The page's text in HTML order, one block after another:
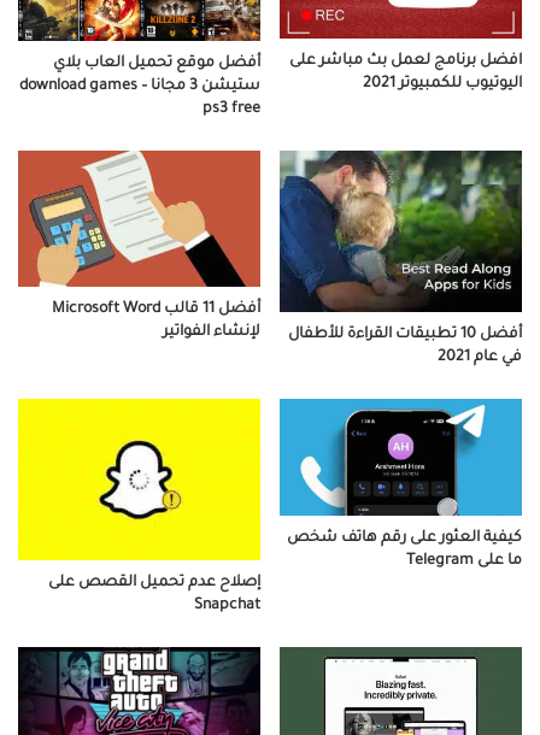
افضل برنامج لعمل بث مباشر على
اليوتيوب للكمبيوتر 2021
أفضل موقع تحميل العاب بلاي
ستيشن 3 مجانا – download games
ps3 free
أفضل 10 تطبيقات القراءة للأطفال
في عام 2021
أفضل 11 قالب Microsoft Word
لإنشاء الفواتير
كيفية العثور على رقم هاتف شخص
ما على Telegram
إصلاح عدم تحميل القصص على
Snapchat